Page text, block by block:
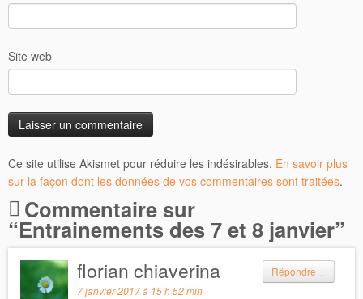
Site web
Ce site utilise Akismet pour réduire les indésirables. En savoir plus
sur la façon dont les données de vos commentaires sont traitées.
Commentaire sur
“Entrainements des 7 et 8 janvier”
Répondre ↓
florian chiaverina
7 janvier 2017 à 15 h 52 min